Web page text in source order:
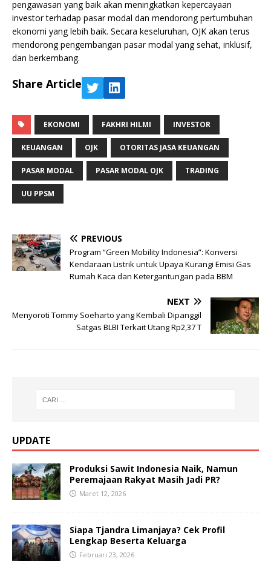
pengawasan yang baik akan meningkatkan kepercayaan
investor terhadap pasar modal dan mendorong pertumbuhan
ekonomi yang lebih baik. Secara keseluruhan, OJK akan terus
mendorong pengembangan pasar modal yang sehat, inklusif,
dan berkembang.
Share Article
EKONOMI FAKHRI HILMI INVESTOR
KEUANGAN OJK OTORITAS JASA KEUANGAN
PASAR MODAL PASAR MODAL OJK TRADING
UU PPSM
PREVIOUS
Program “Green Mobility Indonesia”: Konversi
Kendaraan Listrik untuk Upaya Kurangi Emisi Gas
Rumah Kaca dan Ketergantungan pada BBM
NEXT
Menyoroti Tommy Soeharto yang Kembali Dipanggil
Satgas BLBI Terkait Utang Rp2,37 T
UPDATE
Produksi Sawit Indonesia Naik, Namun
Peremajaan Rakyat Masih Jadi PR?
Maret 12, 2026
Siapa Tjandra Limanjaya? Cek Profil
Lengkap Beserta Keluarga
Februari 23, 2026